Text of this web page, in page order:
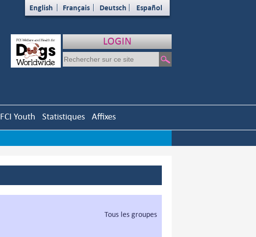
English Français Deutsch Español
LOGIN
FCI Youth Statistiques Affixes
Tous les groupes